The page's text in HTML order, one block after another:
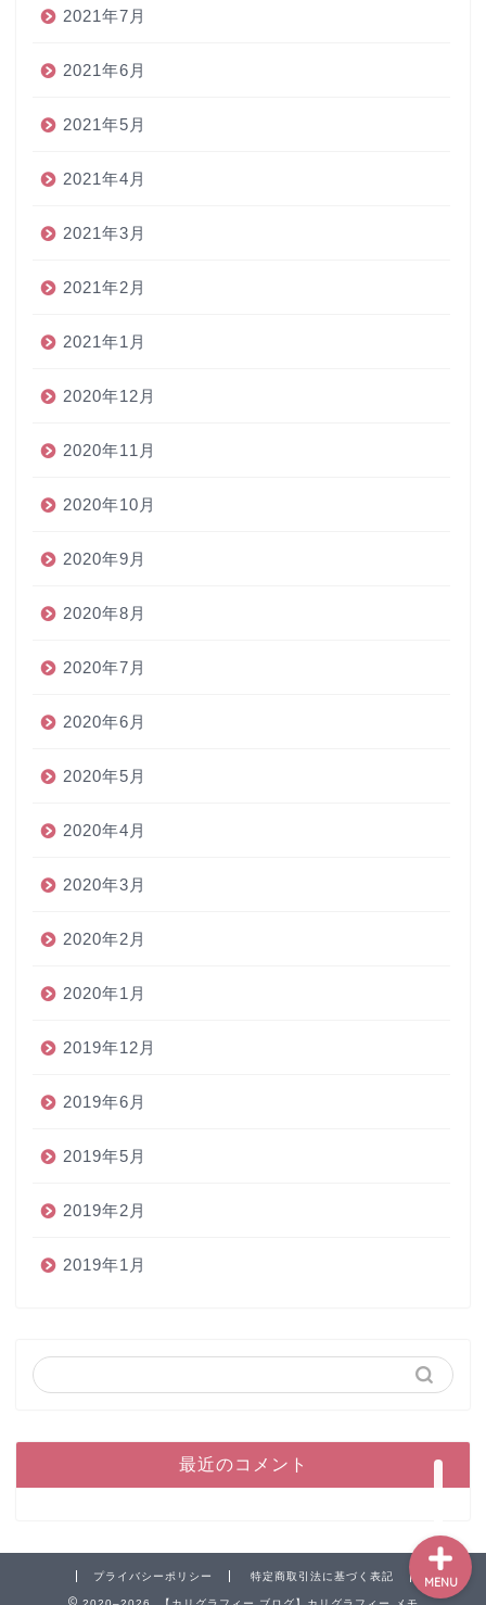
2021年7月
2021年6月
2021年5月
2021年4月
2021年3月
2021年2月
2021年1月
2020年12月
2020年11月
2020年10月
2020年9月
2020年8月
2020年7月
2020年6月
2020年5月
2020年4月
2020年3月
2020年2月
2020年1月
2019年12月
2019年6月
2019年5月
2019年2月
2019年1月
最近のコメント
プライバシーポリシー 特定商取引法に基づく表記 MENU
インク